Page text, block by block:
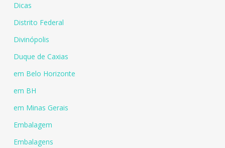
Dicas
Distrito Federal
Divinópolis
Duque de Caxias
em Belo Horizonte
em BH
em Minas Gerais
Embalagem
Embalagens